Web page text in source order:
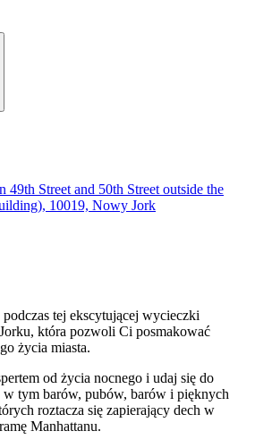
49th Street and 50th Street outside the
10019, Nowy Jork
tej ekscytującej wycieczki
która pozwoli Ci posmakować
życia miasta.
od życia nocnego i udaj się do
w tym barów, pubów, barów i pięknych
roztacza się zapierający dech w
Manhattanu.